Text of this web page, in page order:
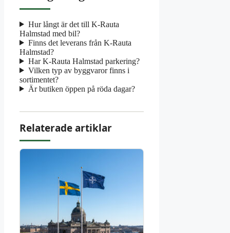
Hur långt är det till K-Rauta
Halmstad med bil?
Finns det leverans från K-Rauta
Halmstad?
Har K-Rauta Halmstad parkering?
Vilken typ av byggvaror finns i
sortimentet?
Är butiken öppen på röda dagar?
Relaterade artiklar